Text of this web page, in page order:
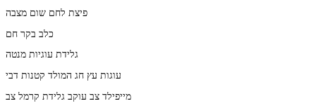
פיצת לחם שום מצבה
כלב בקר חם
גלידת עוגיות מנטה
עוגות עץ חג המולד קטנות דבי
מייפילד צב עוקב גלידת קרמל צב